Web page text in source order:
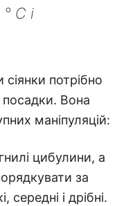
C і
потрібно
посадки. Вона
маніпуляцій:
цибулини, а
за
і дрібні.